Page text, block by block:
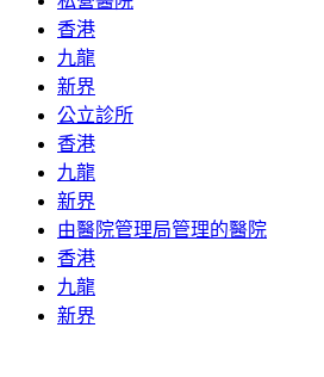
香港
九龍
新界
公立診所
香港
九龍
新界
由醫院管理局管理的醫院
香港
九龍
新界